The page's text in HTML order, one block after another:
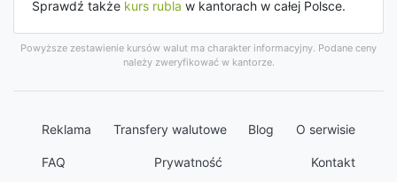
Sprawdź także kurs rubla w kantorach w całej Polsce.
Powyższe zestawienie kursów walut ma charakter informacyjny. Podane ceny
należy zweryfikować w kantorze.
Reklama Transfery walutowe Blog O serwisie
FAQ Prywatność Kontakt